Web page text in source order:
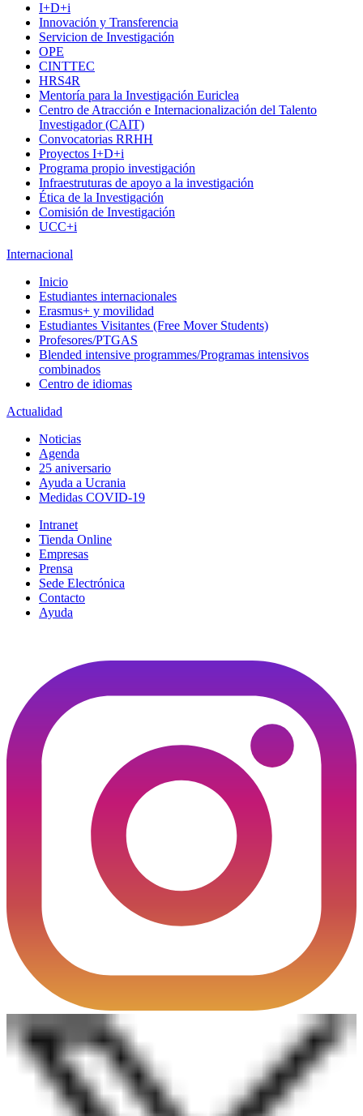
I+D+i
Innovación y Transferencia
Servicion de Investigación
OPE
CINTTEC
HRS4R
Mentoría para la Investigación Euriclea
Centro de Atracción e Internacionalización del Talento
Investigador (CAIT)
Convocatorias RRHH
Proyectos I+D+i
Programa propio investigación
Infraestruturas de apoyo a la investigación
Ética de la Investigación
Comisión de Investigación
UCC+i
Internacional
Inicio
Estudiantes internacionales
Erasmus+ y movilidad
Estudiantes Visitantes (Free Mover Students)
Profesores/PTGAS
Blended intensive programmes/Programas intensivos
combinados
Centro de idiomas
Actualidad
Noticias
Agenda
25 aniversario
Ayuda a Ucrania
Medidas COVID-19
Intranet
Tienda Online
Empresas
Prensa
Sede Electrónica
Contacto
Ayuda